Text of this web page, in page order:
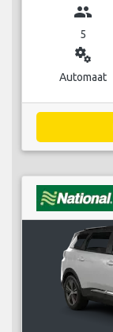
group
5
miscellaneous_services
Automaat